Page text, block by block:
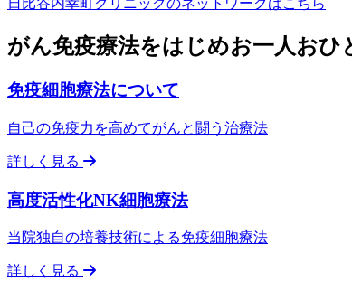
日比谷内幸町クリニックのネットワークはこちら
がん免疫療法をはじめお一人お
免疫細胞療法について
自己の免疫力を高めてがんと闘う治療法
詳しく見る
高度活性化NK細胞療法
当院独自の培養技術による免疫細胞療法
詳しく見る